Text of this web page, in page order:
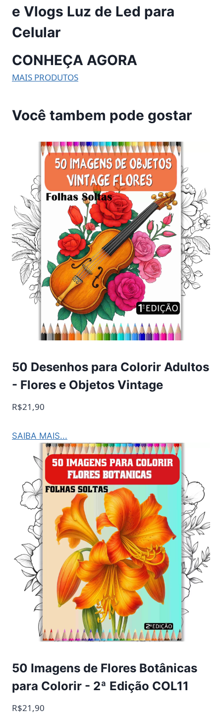
e Vlogs Luz de Led para
Celular
CONHEÇA AGORA
MAIS PRODUTOS
Você tambem pode gostar
50 Desenhos para Colorir Adultos
- Flores e Objetos Vintage
R$21,90
SAIBA MAIS...
50 Imagens de Flores Botânicas
para Colorir - 2ª Edição COL11
R$21,90